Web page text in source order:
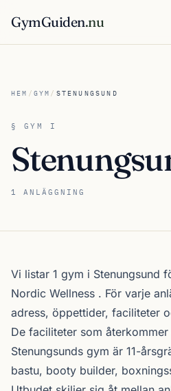
GymGuiden.nu
HEM / GYM / STENUNGSUND
§ GYM I
1 ANLÄGGNING
Om gymutbudet i Stenungsund
Vi listar 1 gym i Stenungsund
Nordic Wellness . För varje
adress, öppettider, faciliteter
De faciliteter som
Stenungsunds gym är 11-
bastu, booty builder,